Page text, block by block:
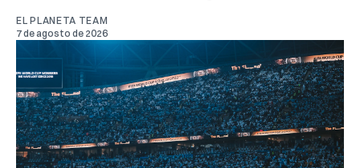
EL PLANETA TEAM
7 de agosto de 2026